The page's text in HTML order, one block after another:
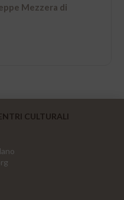
Mezzera di
CULTURALI